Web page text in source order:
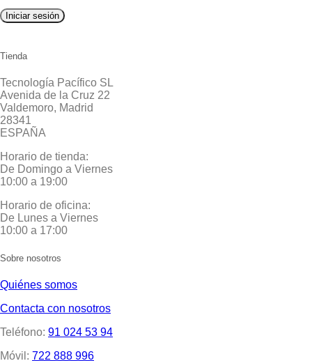
Iniciar sesión
Tienda
Tecnología Pacífico SL
Avenida de la Cruz 22
Valdemoro, Madrid
28341
ESPAÑA
Horario de tienda:
De Domingo a Viernes
10:00 a 19:00
Horario de oficina:
De Lunes a Viernes
10:00 a 17:00
Sobre nosotros
Quiénes somos
Contacta con nosotros
Teléfono: 91 024 53 94
Móvil: 722 888 996